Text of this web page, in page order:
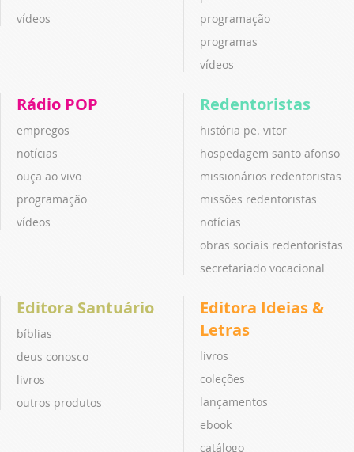
vídeos
programação
programas
vídeos
Rádio POP
empregos
notícias
ouça ao vivo
programação
vídeos
Redentoristas
história pe. vitor
hospedagem santo afonso
missionários redentoristas
missões redentoristas
notícias
obras sociais redentoristas
secretariado vocacional
Editora Santuário
bíblias
deus conosco
livros
outros produtos
Editora Ideias &
Letras
livros
coleções
lançamentos
ebook
catálogo